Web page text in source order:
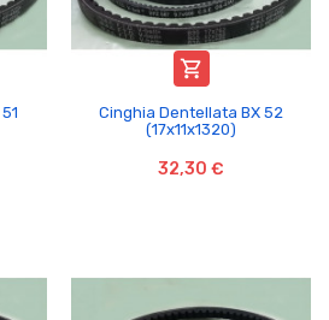

Cinghia Dentellata BX 52
(17x11x1320)
32,30 €